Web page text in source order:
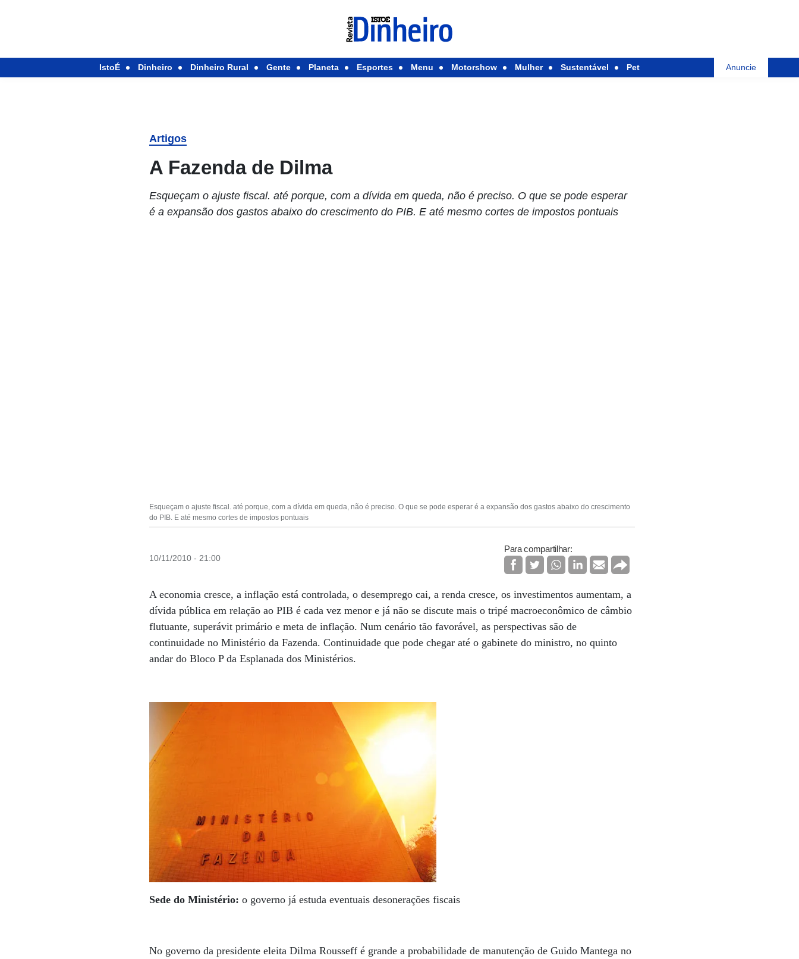
IstoÉ Dinheiro Dinheiro Rural Gente Planeta Esportes Menu Motorshow Mulher Sustentável Pet Anuncie
Artigos
A Fazenda de Dilma
Esqueçam o ajuste fiscal. até porque, com a dívida em queda, não é preciso. O que se pode esperar
é a expansão dos gastos abaixo do crescimento do PIB. E até mesmo cortes de impostos pontuais
Esqueçam o ajuste fiscal. até porque, com a dívida em queda, não é preciso. O que se pode esperar é a expansão dos gastos abaixo do crescimento
do PIB. E até mesmo cortes de impostos pontuais
10/11/2010 - 21:00
Para compartilhar:
A economia cresce, a inflação está controlada, o desemprego cai, a renda cresce, os investimentos aumentam, a
dívida pública em relação ao PIB é cada vez menor e já não se discute mais o tripé macroeconômico de câmbio
flutuante, superávit primário e meta de inflação. Num cenário tão favorável, as perspectivas são de
continuidade no Ministério da Fazenda. Continuidade que pode chegar até o gabinete do ministro, no quinto
andar do Bloco P da Esplanada dos Ministérios.
Sede do Ministério: o governo já estuda eventuais desonerações fiscais
No governo da presidente eleita Dilma Rousseff é grande a probabilidade de manutenção de Guido Mantega no